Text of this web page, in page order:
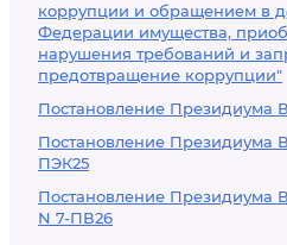
коррупции и обращением в
Федерации имущества,
нарушения требований и
предотвращение коррупции"
Постановление Президиума
Постановление Президиума
ПЭК25
Постановление Президиума
N 7-ПВ26